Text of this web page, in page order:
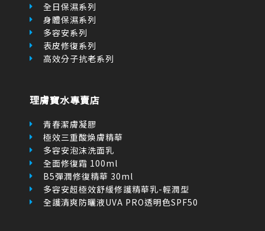
全日保濕系列
身體保濕系列
多容安系列
表皮修復系列
高效分子抗老系列
理膚寶水專賣店
青春潔膚凝膠
極效三重酸煥膚精華
多容安泡沫洗面乳
全面修復霜 100ml
B5彈潤修復精華 30ml
多容安超極效舒緩修護精華乳-輕潤型
全護清爽防曬液UVA PRO透明色SPF50